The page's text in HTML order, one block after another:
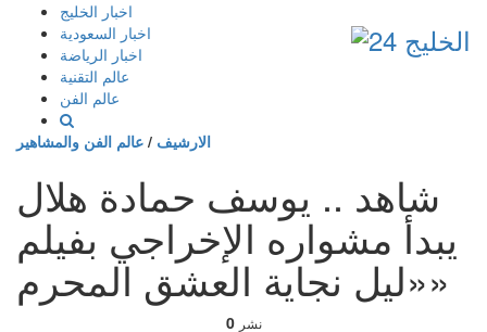
إذهب
المحتوى
اخبار الخليج
اخبار السعودية
اخبار الرياضة
عالم التقنية
عالم الفن
الارشيف / عالم الفن والمشاهير
شاهد .. يوسف حمادة هلال
يبدأ مشواره الإخراجي بفيلم
«ليل نجاية العشق المحرم»
0 نشر